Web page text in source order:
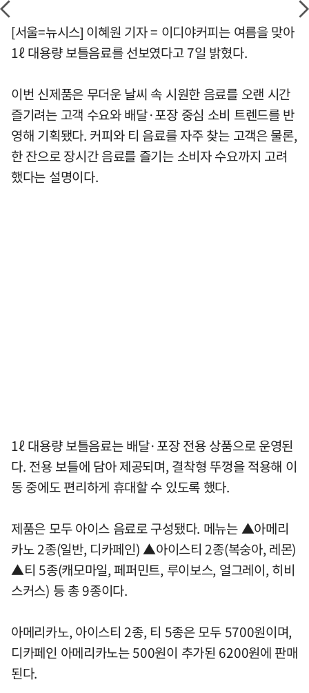
[서울=뉴시스] 이혜원 기자 = 이디야커피는 여름을 맞아
1ℓ 대용량 보틀음료를 선보였다고 7일 밝혔다.
이번 신제품은 무더운 날씨 속 시원한 음료를 오랜 시간
즐기려는 고객 수요와 배달·포장 중심 소비 트렌드를 반
영해 기획됐다. 커피와 티 음료를 자주 찾는 고객은 물론,
한 잔으로 장시간 음료를 즐기는 소비자 수요까지 고려
했다는 설명이다.
1ℓ 대용량 보틀음료는 배달·포장 전용 상품으로 운영된
다. 전용 보틀에 담아 제공되며, 결착형 뚜껑을 적용해 이
동 중에도 편리하게 휴대할 수 있도록 했다.
제품은 모두 아이스 음료로 구성됐다. 메뉴는 ▲아메리
카노 2종(일반, 디카페인) ▲아이스티 2종(복숭아, 레몬)
▲티 5종(캐모마일, 페퍼민트, 루이보스, 얼그레이, 히비
스커스) 등 총 9종이다.
아메리카노, 아이스티 2종, 티 5종은 모두 5700원이며,
디카페인 아메리카노는 500원이 추가된 6200원에 판매
된다.